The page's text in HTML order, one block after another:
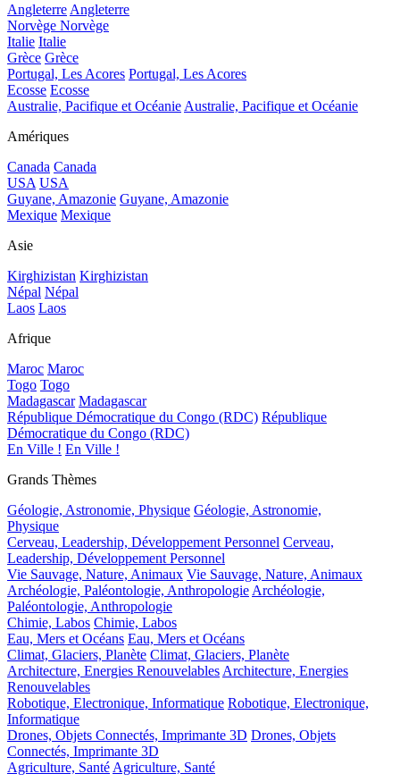
Angleterre Angleterre
Norvège Norvège
Italie Italie
Grèce Grèce
Portugal, Les Acores Portugal, Les Acores
Ecosse Ecosse
Australie, Pacifique et Océanie Australie, Pacifique et Océanie
Amériques
Canada Canada
USA USA
Guyane, Amazonie Guyane, Amazonie
Mexique Mexique
Asie
Kirghizistan Kirghizistan
Népal Népal
Laos Laos
Afrique
Maroc Maroc
Togo Togo
Madagascar Madagascar
République Démocratique du Congo (RDC) République
Démocratique du Congo (RDC)
En Ville ! En Ville !
Grands Thèmes
Géologie, Astronomie, Physique Géologie, Astronomie,
Physique
Cerveau, Leadership, Développement Personnel Cerveau,
Leadership, Développement Personnel
Vie Sauvage, Nature, Animaux Vie Sauvage, Nature, Animaux
Archéologie, Paléontologie, Anthropologie Archéologie,
Paléontologie, Anthropologie
Chimie, Labos Chimie, Labos
Eau, Mers et Océans Eau, Mers et Océans
Climat, Glaciers, Planète Climat, Glaciers, Planète
Architecture, Energies Renouvelables Architecture, Energies
Renouvelables
Robotique, Electronique, Informatique Robotique, Electronique,
Informatique
Drones, Objets Connectés, Imprimante 3D Drones, Objets
Connectés, Imprimante 3D
Agriculture, Santé Agriculture, Santé